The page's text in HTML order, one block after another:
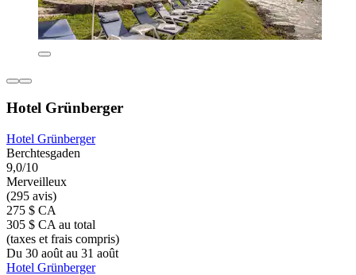
Hotel Grünberger
Hotel Grünberger
Berchtesgaden
9,0/10
Merveilleux
(295 avis)
275 $ CA
305 $ CA au total
(taxes et frais compris)
Du 30 août au 31 août
Hotel Grünberger